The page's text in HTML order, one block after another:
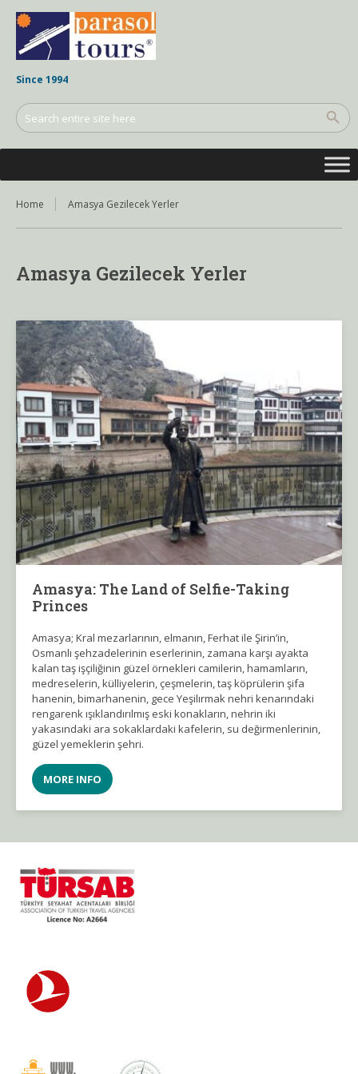
Since 1994
Home Amasya Gezilecek Yerler
Amasya Gezilecek Yerler
Amasya: The Land of Selfie-Taking
Princes
Amasya; Kral mezarlarının, elmanın, Ferhat ile Şirin’in,
Osmanlı şehzadelerinin eserlerinin, zamana karşı ayakta
kalan taş işçiliğinin güzel örnekleri camilerin, hamamların,
medreselerin, külliyelerin, çeşmelerin, taş köprülerin şifa
hanenin, bimarhanenin, gece Yeşilırmak nehri kenarındaki
rengarenk ışıklandırılmış eski konakların, nehrin iki
yakasındaki ara sokaklardaki kafelerin, su değirmenlerinin,
güzel yemeklerin şehri.
MORE INFO